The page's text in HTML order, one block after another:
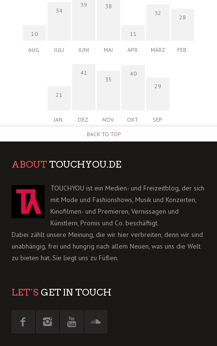
10
AUG.
34
JULI
39
JUNI
38
MAI
11
APR.
32
MÄRZ
28
FEB.
21
JAN.
41
DEZ.
35
NOV.
40
OKT.
29
SEP.
BACK TO TOP
ABOUT TOUCHYOU.DE
TOUCHYOU ist ein Medien- und Freizeitblog, der sich
mit Mode und Fashionshows, Musik und Konzerten,
Kinofilmen- und Premieren, Vernissagen und
Künstlern, Promis und Co. beschäftigt.
Dabei zählt unsere Meinung, die wir hier verbreiten, denn wir sind
unabhängig, frei und hungrig nach allem Neuen, was uns die Welt
zu bieten hat. Sie liegt uns zu Füßen.
LET´S GET IN TOUCH